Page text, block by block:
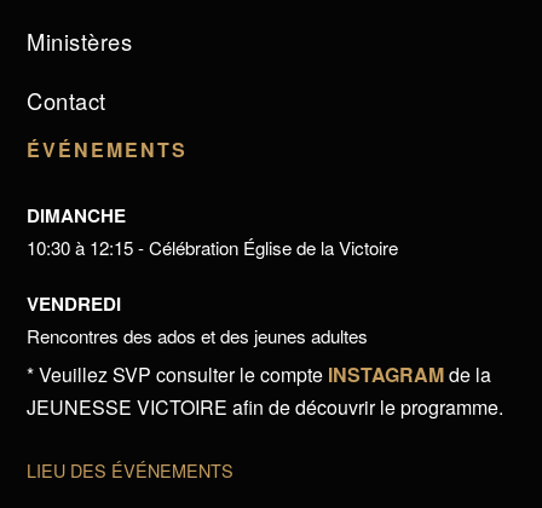
Ministères
Contact
ÉVÉNEMENTS
DIMANCHE
10:30 à 12:15 - Célébration Église de la Victoire
VENDREDI
Rencontres des ados et des jeunes adultes
* Veuillez SVP consulter le compte INSTAGRAMde la
JEUNESSE VICTOIRE afin de découvrir le programme.
LIEU DES ÉVÉNEMENTS